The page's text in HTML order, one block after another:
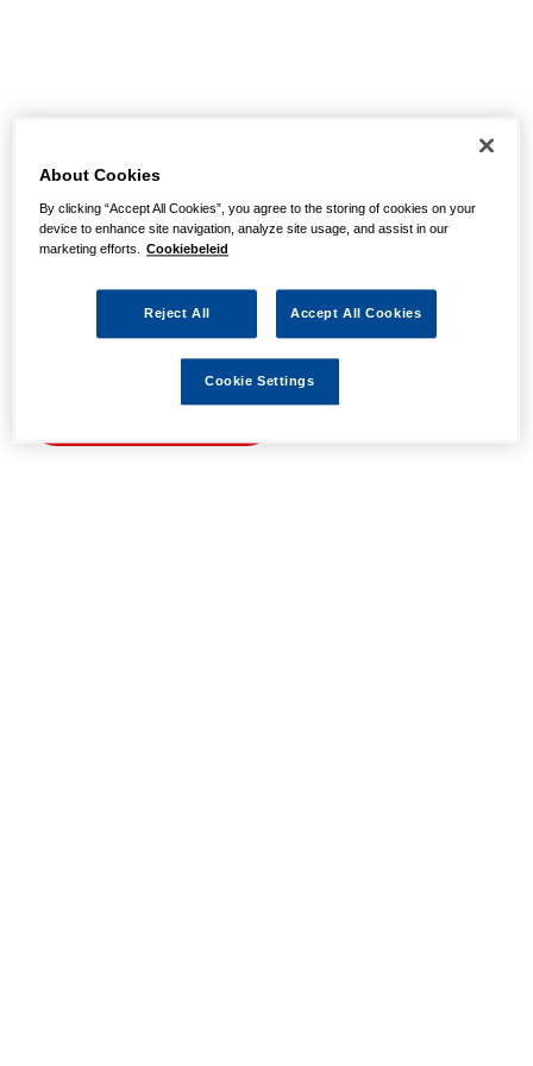
pagina niet kunnen
vinden
Wellicht zit er een spel- of typfout in de URL of is de
actie waarnaar u zocht al verlopen. We hopen u weer op
About Cookies
By clicking “Accept All Cookies”, you agree to the storing of cookies on your
device to enhance site navigation, analyze site usage, and assist in our
marketing efforts. Cookiebeleid
Reject All Accept All Cookies
Cookie Settings